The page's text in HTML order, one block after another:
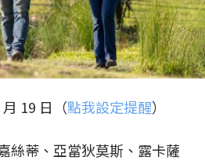
19 日（點我設定提醒）
絲蒂、亞當狄莫斯、露卡薩